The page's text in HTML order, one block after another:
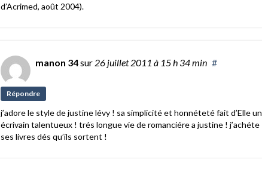
d’Acrimed, août 2004).
manon 34sur 26 juillet 2011 à 15 h 34 min #
Répondre
j’adore le style de justine lévy ! sa simplicité et honnéteté fait d’Elle un
écrivain talentueux ! trés longue vie de romanciére a justine ! j’achéte
ses livres dés qu’ils sortent !